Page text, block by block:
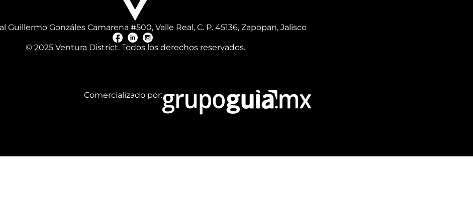
Guillermo Gonzáles Camarena #500, Valle Real, C. P. 45136, Zapopan, Jalisco
© 2025 Ventura District. Todos los derechos reservados.
Comercializado por: